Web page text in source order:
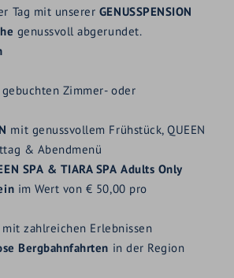
Tag mit unserer GENUSSPENSION
genussvoll abgerundet.
Zimmer- oder
mit genussvollem Frühstück, QUEEN
& Abendmenü
SPA & TIARA SPA Adults Only
im Wert von € 50,00 pro
mit zahlreichen Erlebnissen
Bergbahnfahrten in der Region